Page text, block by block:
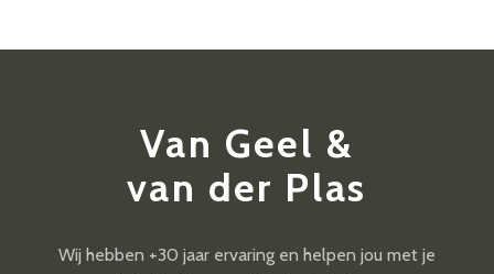
Van Geel &
van der Plas
Wij hebben +30 jaar ervaring en helpen jou met je